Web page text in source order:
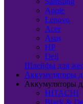
Apple
Lenovo
Acer
Asus
HP
Dell
Шлейфы для
Аккумуляторы
Аккумуляторы
HITACHI
Black &